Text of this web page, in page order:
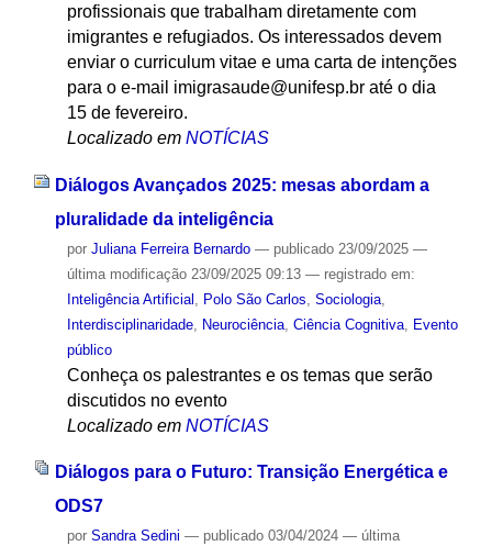
profissionais que trabalham diretamente com
imigrantes e refugiados. Os interessados devem
enviar o curriculum vitae e uma carta de intenções
para o e-mail imigrasaude@unifesp.br até o dia
15 de fevereiro.
Localizado em NOTÍCIAS
Diálogos Avançados 2025: mesas abordam a
pluralidade da inteligência
por Juliana Ferreira Bernardo — publicado23/09/2025 —
última modificação23/09/2025 09:13 — registrado em:
Inteligência Artificial
Polo São Carlos Sociologia,
Interdisciplinaridade, Neurociência, Ciência Cognitiva, Evento
público
Conheça os palestrantes e os temas que serão
discutidos no evento
Localizado em NOTÍCIAS
Diálogos para o Futuro: Transição Energética e
ODS7
por Sandra Sedini — publicado03/04/2024 — última